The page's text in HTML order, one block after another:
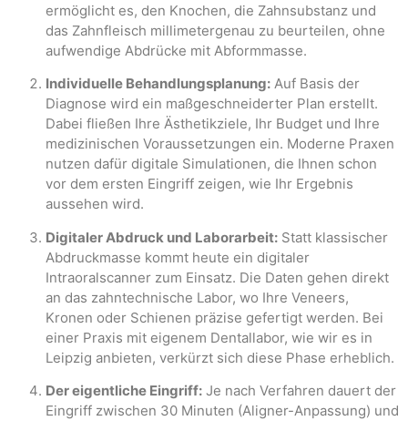
ermöglicht es, den Knochen, die Zahnsubstanz und
das Zahnfleisch millimetergenau zu beurteilen, ohne
aufwendige Abdrücke mit Abformmasse.
Individuelle Behandlungsplanung: Auf Basis der
Diagnose wird ein maßgeschneiderter Plan erstellt.
Dabei fließen Ihre Ästhetikziele, Ihr Budget und Ihre
medizinischen Voraussetzungen ein. Moderne Praxen
nutzen dafür digitale Simulationen, die Ihnen schon
vor dem ersten Eingriff zeigen, wie Ihr Ergebnis
aussehen wird.
Digitaler Abdruck und Laborarbeit: Statt klassischer
Abdruckmasse kommt heute ein digitaler
Intraoralscanner zum Einsatz. Die Daten gehen direkt
an das zahntechnische Labor, wo Ihre Veneers,
Kronen oder Schienen präzise gefertigt werden. Bei
einer Praxis mit eigenem Dentallabor, wie wir es in
Leipzig anbieten, verkürzt sich diese Phase erheblich.
Der eigentliche Eingriff: Je nach Verfahren dauert der
Eingriff zwischen 30 Minuten (Aligner-Anpassung) und